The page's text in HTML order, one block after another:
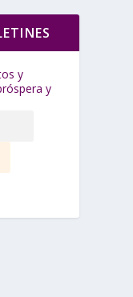
y
y